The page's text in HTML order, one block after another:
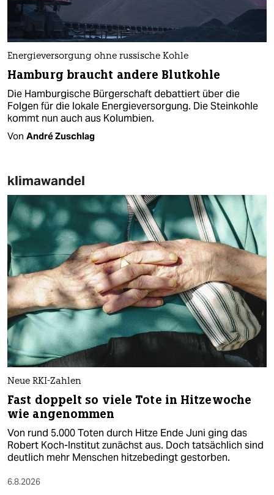
Energieversorgung ohne russische Kohle
Hamburg braucht andere Blutkohle
Die Hamburgische Bürgerschaft debattiert über die
Folgen für die lokale Energieversorgung. Die Steinkohle
kommt nun auch aus Kolumbien.
Von André Zuschlag
klimawandel
Neue RKI-Zahlen
Fast doppelt so viele Tote in Hitzewoche
wie angenommen
Von rund 5.000 Toten durch Hitze Ende Juni ging das
Robert Koch-Institut zunächst aus. Doch tatsächlich sind
deutlich mehr Menschen hitzebedingt gestorben.
6.8.2026